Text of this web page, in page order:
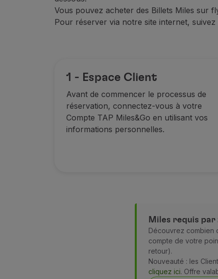
Accumuler des miles
Utiliser des miles
Partenaires
Questions frequentes
Demandes et réclamations
Contacts
Informations utiles
Remboursements
Facture en ligne
Vous pouvez acheter des Billets Miles sur
Pour réserver via notre site internet, suivez
1 - Espace Client
Avant de commencer le processus de
réservation, connectez-vous à votre
Compte TAP Miles&Go en utilisant vos
informations personnelles.
Miles requis par
Découvrez combien
compte de votre
retour).
Nouveauté : les
cliquez ici. Offre